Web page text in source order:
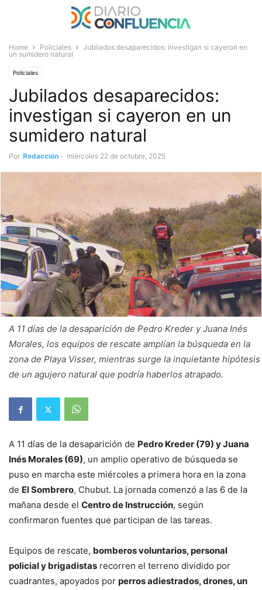
Home Policiales
Jubilados desaparecidos: investigan si cayeron en
un sumidero natural
Policiales
Jubilados desaparecidos:
investigan si cayeron en un
sumidero natural
Por Redacción - miércoles 22 de octubre, 2025
A 11 días de la desaparición de Pedro Kreder y Juana Inés
Morales, los equipos de rescate amplían la búsqueda en la
zona de Playa Visser, mientras surge la inquietante hipótesis
de un agujero natural que podría haberlos atrapado.
A 11 días de la desaparición de Pedro Kreder (79) y Juana
Inés Morales (69), un amplio operativo de búsqueda se
puso en marcha este miércoles a primera hora en la zona
de El Sombrero, Chubut. La jornada comenzó a las 6 de la
mañana desde el Centro de Instrucción, según
confirmaron fuentes que participan de las tareas.
Equipos de rescate, bomberos voluntarios, personal
policial y brigadistas recorren el terreno dividido por
cuadrantes, apoyados por perros adiestrados, drones, un